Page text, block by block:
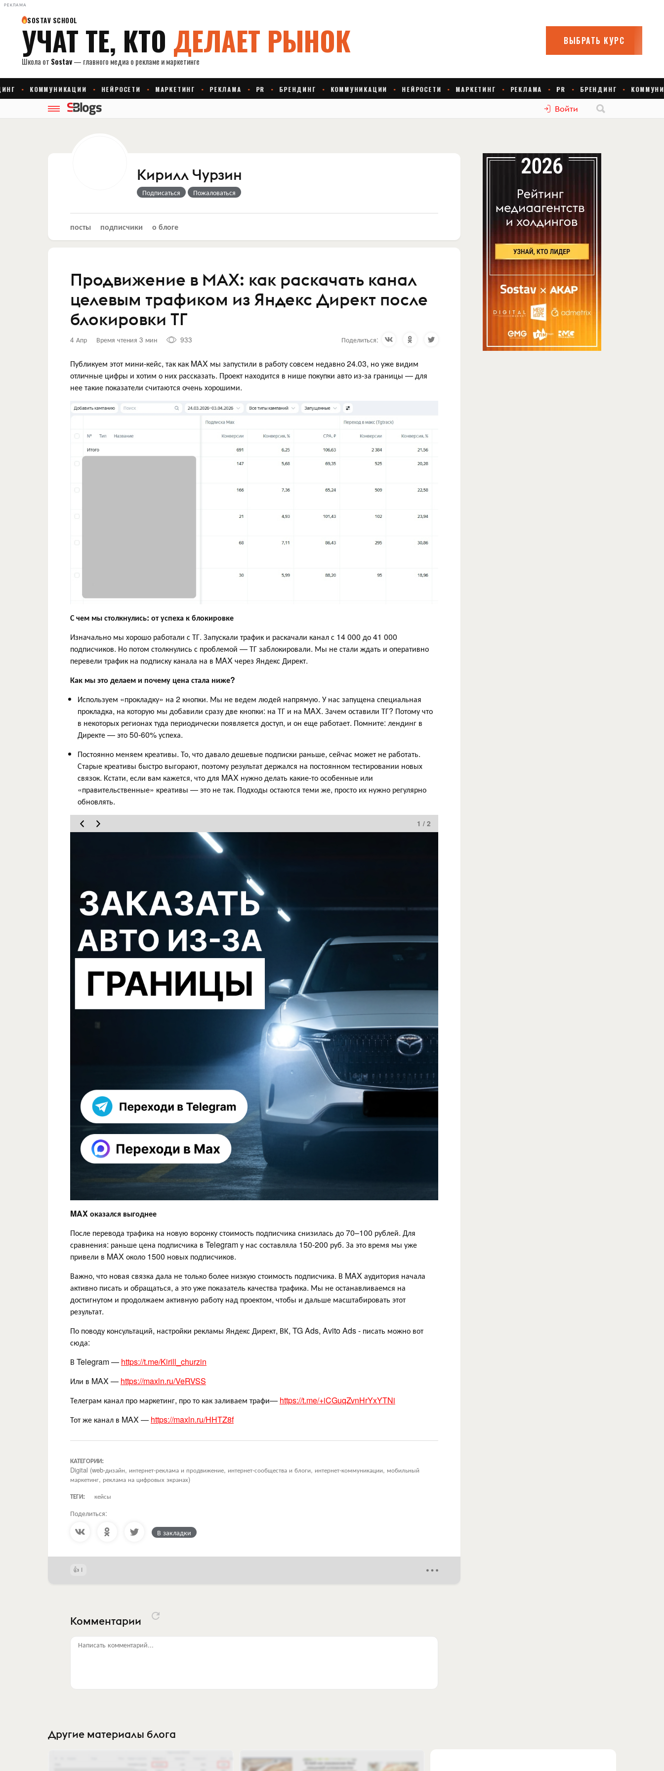
РЕКЛАМА
Войти
Кирилл Чурзин
Подписаться Пожаловаться
посты подписчики о блоге
Продвижение в MAX: как раскачать канал
целевым трафиком из Яндекс Директ после
блокировки ТГ
4 Апр Время чтения 3 мин 933 Поделиться:
Публикуем этот мини-кейс, так как MAX мы запустили в работу совсем недавно 24.03, но уже видим
отличные цифры и хотим о них рассказать. Проект находится в нише покупки авто из-за границы — для
нее такие показатели считаются очень хорошими.
С чем мы столкнулись: от успеха к блокировке
Изначально мы хорошо работали с ТГ. Запускали трафик и раскачали канал с 14 000 до 41 000
подписчиков. Но потом столкнулись с проблемой — ТГ заблокировали. Мы не стали ждать и оперативно
перевели трафик на подписку канала на в MAX через Яндекс Директ.
Как мы это делаем и почему цена стала ниже?
Используем «прокладку» на 2 кнопки. Мы не ведем людей напрямую. У нас запущена специальная
прокладка, на которую мы добавили сразу две кнопки: на ТГ и на MAX. Зачем оставили ТГ? Потому что
в некоторых регионах туда периодически появляется доступ, и он еще работает. Помните: лендинг в
Директе — это 50-60% успеха.
Постоянно меняем креативы. То, что давало дешевые подписки раньше, сейчас может не работать.
Старые креативы быстро выгорают, поэтому результат держался на постоянном тестировании новых
связок. Кстати, если вам кажется, что для MAX нужно делать какие-то особенные или
«правительственные» креативы — это не так. Подходы остаются теми же, просто их нужно регулярно
обновлять.
1 / 2
MAX оказался выгоднее
После перевода трафика на новую воронку стоимость подписчика снизилась до 70–100 рублей. Для
сравнения: раньше цена подписчика в Telegram у нас составляла 150-200 руб. За это время мы уже
привели в MAX около 1500 новых подписчиков.
Важно, что новая связка дала не только более низкую стоимость подписчика. В MAX аудитория начала
активно писать и обращаться, а это уже показатель качества трафика. Мы не останавливаемся на
достигнутом и продолжаем активную работу над проектом, чтобы и дальше масштабировать этот
результат.
По поводу консультаций, настройки рекламы Яндекс Директ, ВК, TG Ads, Avito Ads - писать можно вот
сюда:
В Telegram — https://t.me/Kirill_churzin
Или в MAX — https://maxln.ru/VeRVSS
Телеграм канал про маркетинг, про то как заливаем трафи— https://t.me/+iCGuqZvnHrYxYTNi
Тот же канал в MAX — https://maxln.ru/HHTZ8f
КАТЕГОРИИ:
Digital (web-дизайн, интернет-реклама и продвижение, интернет-сообщества и блоги, интернет-коммуникации, мобильный
маркетинг, реклама на цифровых экранах)
ТЕГИ:
кейсы
Поделиться:
В закладки
1
Комментарии
Написать комментарий...
Другие материалы блога